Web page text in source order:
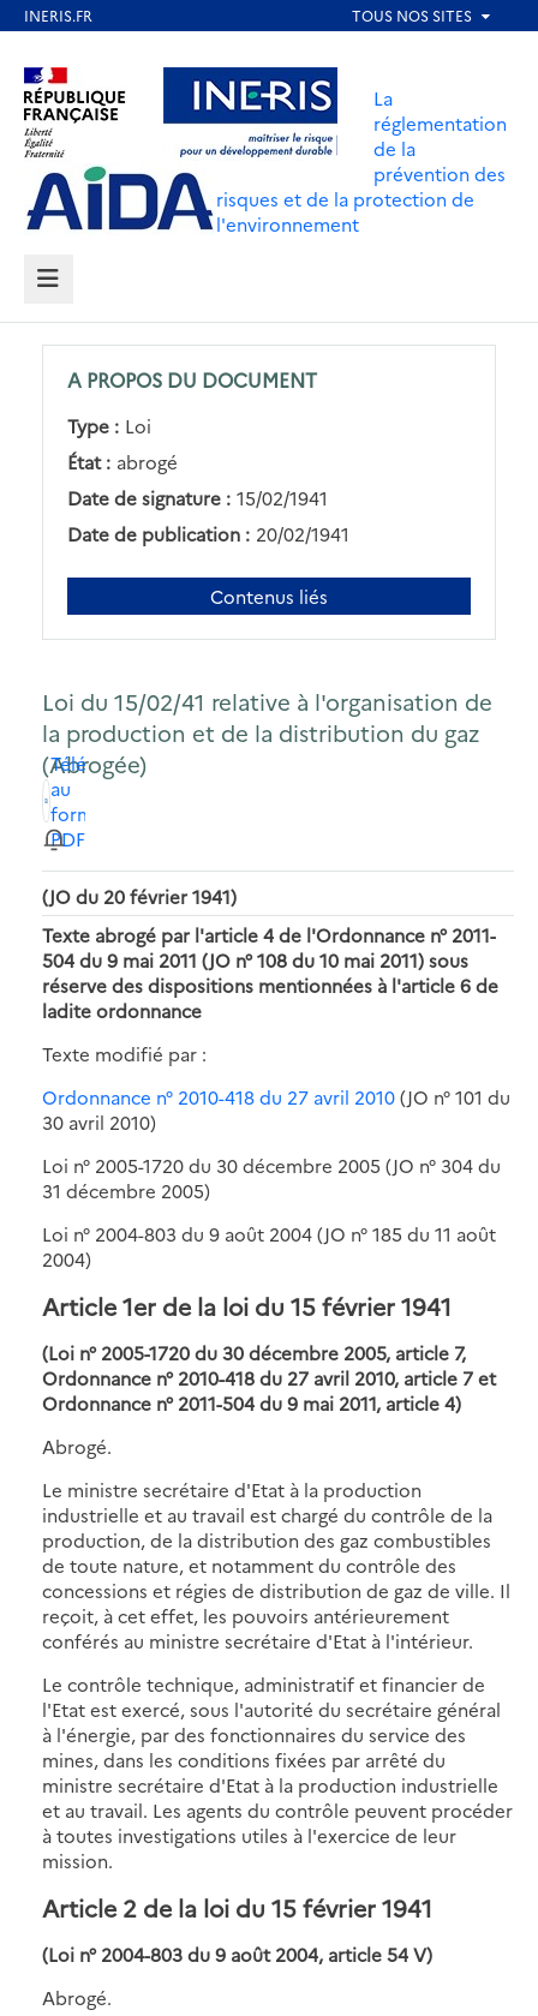
contenu
principal
Aller au contenu Aller au menu
Aller au pied de page
La
réglementation
de la
prévention des
risques et de la protection de
l'environnement
MENU
A PROPOS DU DOCUMENT
Type : Loi
État : abrogé
Date de signature : 15/02/1941
Date de publication : 20/02/1941
Contenus liés
Loi du 15/02/41 relative à l'organisation de
la production et de la distribution du gaz
(Abrogée)
Télécharger
au
format
PDF
(JO du 20 février 1941)
Texte abrogé par l'article 4 de l'Ordonnance n° 2011-
504 du 9 mai 2011 (JO n° 108 du 10 mai 2011) sous
réserve des dispositions mentionnées à l'article 6 de
ladite ordonnance
Texte modifié par :
Ordonnance n° 2010-418 du 27 avril 2010(JO n° 101 du
30 avril 2010)
Loi n° 2005-1720 du 30 décembre 2005 (JO n° 304 du
31 décembre 2005)
Loi n° 2004-803 du 9 août 2004 (JO n° 185 du 11 août
2004)
Article 1er de la loi du 15 février 1941
(Loi n° 2005-1720 du 30 décembre 2005, article 7,
Ordonnance n° 2010-418 du 27 avril 2010, article 7 et
Ordonnance n° 2011-504 du 9 mai 2011, article 4)
Abrogé.
Le ministre secrétaire d'Etat à la production
industrielle et au travail est chargé du contrôle de la
production, de la distribution des gaz combustibles
de toute nature, et notamment du contrôle des
concessions et régies de distribution de gaz de ville. Il
reçoit, à cet effet, les pouvoirs antérieurement
conférés au ministre secrétaire d'Etat à l'intérieur.
Le contrôle technique, administratif et financier de
l'Etat est exercé, sous l'autorité du secrétaire général
à l'énergie, par des fonctionnaires du service des
mines, dans les conditions fixées par arrêté du
ministre secrétaire d'Etat à la production industrielle
et au travail. Les agents du contrôle peuvent procéder
à toutes investigations utiles à l'exercice de leur
mission.
Article 2 de la loi du 15 février 1941
(Loi n° 2004-803 du 9 août 2004, article 54 V)
Abrogé.